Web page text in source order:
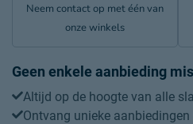
Neem contact op met één van
onze winkels
Geen enkele aanbieding
Altijd op de hoogte van alle
Ontvang unieke